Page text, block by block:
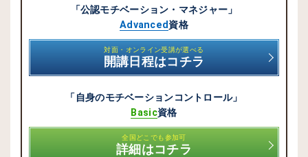
「公認モチベーション・マネジャー」
Advanced 資格
対面・オンライン受講が選べる
開講日程はコチラ
「自身のモチベーションコントロール」
Basic資格
全国どこでも参加可
詳細はコチラ